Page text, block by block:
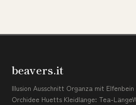
beavers.it
Illusion Ausschnitt Organza mit
Orchidee Huetts Kleidlänge: Tea-